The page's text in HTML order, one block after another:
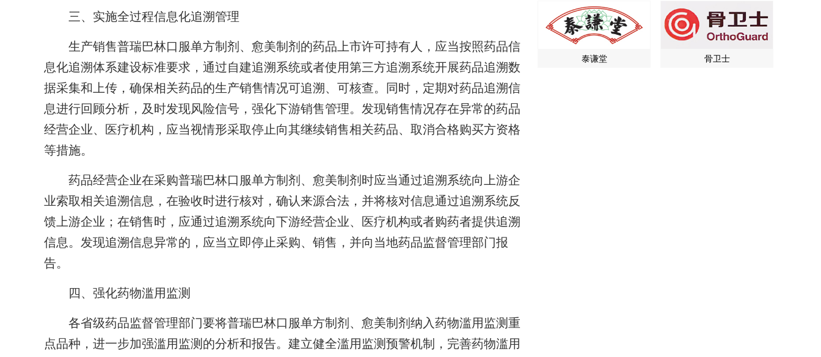
三、实施全过程信息化追溯管理
生产销售普瑞巴林口服单方制剂、愈美制剂的药品上市许可持有人，应当按照药品信
息化追溯体系建设标准要求，通过自建追溯系统或者使用第三方追溯系统开展药品追溯数
据采集和上传，确保相关药品的生产销售情况可追溯、可核查。同时，定期对药品追溯信
息进行回顾分析，及时发现风险信号，强化下游销售管理。发现销售情况存在异常的药品
经营企业、医疗机构，应当视情形采取停止向其继续销售相关药品、取消合格购买方资格
等措施。
药品经营企业在采购普瑞巴林口服单方制剂、愈美制剂时应当通过追溯系统向上游企
业索取相关追溯信息，在验收时进行核对，确认来源合法，并将核对信息通过追溯系统反
馈上游企业；在销售时，应通过追溯系统向下游经营企业、医疗机构或者购药者提供追溯
信息。发现追溯信息异常的，应当立即停止采购、销售，并向当地药品监督管理部门报
告。
四、强化药物滥用监测
各省级药品监督管理部门要将普瑞巴林口服单方制剂、愈美制剂纳入药物滥用监测重
点品种，进一步加强滥用监测的分析和报告。建立健全滥用监测预警机制，完善药物滥用
泰谦堂 骨卫士